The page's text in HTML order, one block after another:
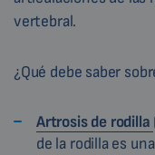
vertebral.
¿Qué debe saber
Artrosis de rodilla
de la rodilla es